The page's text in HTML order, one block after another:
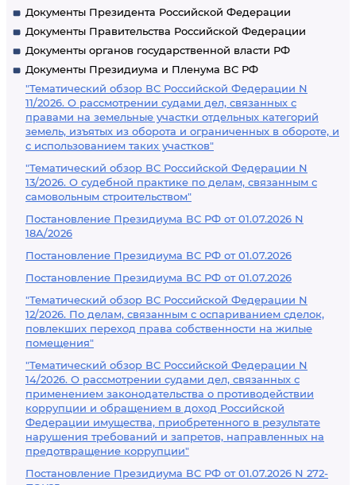
Документы Президента Российской Федерации
Документы Правительства Российской Федерации
Документы органов государственной власти РФ
Документы Президиума и Пленума ВС РФ
"Тематический обзор ВС Российской Федерации N
11/2026. О рассмотрении судами дел, связанных с
правами на земельные участки отдельных категорий
земель, изъятых из оборота и ограниченных в обороте, и
с использованием таких участков"
"Тематический обзор ВС Российской Федерации N
13/2026. О судебной практике по делам, связанным с
самовольным строительством"
Постановление Президиума ВС РФ от 01.07.2026 N
18А/2026
Постановление Президиума ВС РФ от 01.07.2026
Постановление Президиума ВС РФ от 01.07.2026
"Тематический обзор ВС Российской Федерации N
12/2026. По делам, связанным с оспариванием сделок,
повлекших переход права собственности на жилые
помещения"
"Тематический обзор ВС Российской Федерации N
14/2026. О рассмотрении судами дел, связанных с
применением законодательства о противодействии
коррупции и обращением в доход Российской
Федерации имущества, приобретенного в результате
нарушения требований и запретов, направленных на
предотвращение коррупции"
Постановление Президиума ВС РФ от 01.07.2026 N 272-